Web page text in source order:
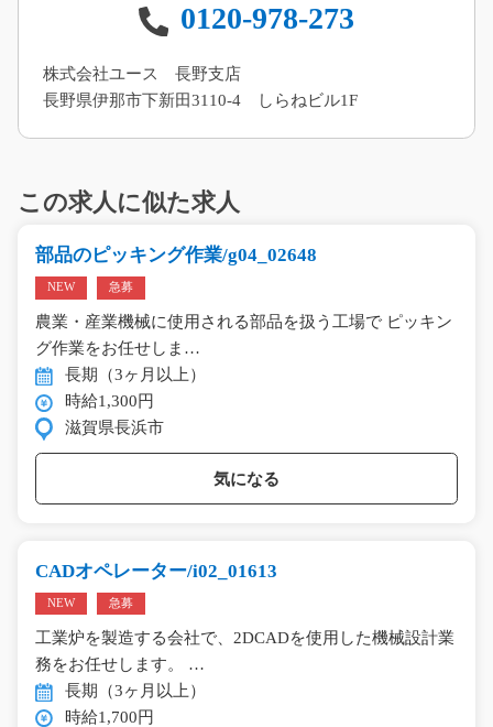
0120-978-273
株式会社ユース 長野支店
長野県伊那市下新田3110-4 しらねビル1F
この求人に似た求人
部品のピッキング作業/g04_02648
NEW 急募
農業・産業機械に使用される部品を扱う工場で ピッキン
グ作業をお任せしま…
長期（3ヶ月以上）
時給1,300円
滋賀県長浜市
気になる
CADオペレーター/i02_01613
NEW 急募
工業炉を製造する会社で、2DCADを使用した機械設計業
務をお任せします。 …
長期（3ヶ月以上）
時給1,700円